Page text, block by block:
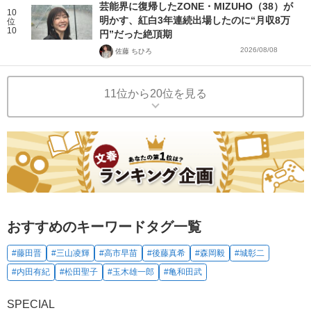
10
位
10
芸能界に復帰したZONE・MIZUHO（38）が
明かす、紅白3年連続出場したのに“月収8万
円”だった絶頂期
佐藤 ちひろ 2026/08/08
11位から20位を見る
おすすめのキーワードタグ一覧
#藤田晋 #三山凌輝 #高市早苗 #後藤真希 #森岡毅
#城彰二
#内田有紀
#松田聖子 #玉木雄一郎 #亀和田武
SPECIAL